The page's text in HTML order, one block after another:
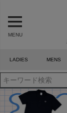
MENU
LADIES MENS